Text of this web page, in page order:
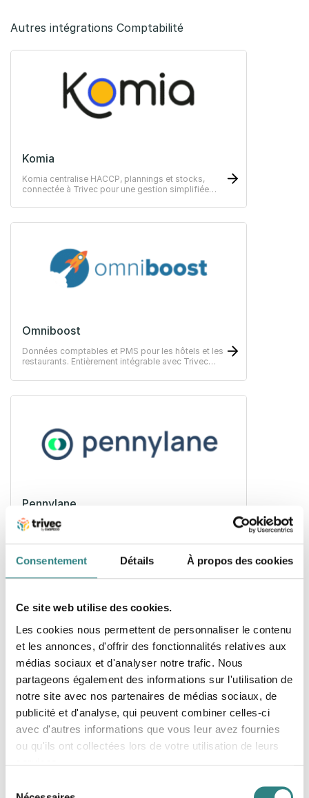
Consentement Détails À propos des cookies
Ce site web utilise des cookies.
Les cookies nous permettent de personnaliser le contenu
et les annonces, d'offrir des fonctionnalités relatives aux
médias sociaux et d'analyser notre trafic. Nous
partageons également des informations sur l'utilisation de
notre site avec nos partenaires de médias sociaux, de
publicité et d'analyse, qui peuvent combiner celles-ci
avec d'autres informations que vous leur avez fournies
ou qu'ils ont collectées lors de votre utilisation de leurs
Autres intégrations Comptabilité
Komia
Komia centralise HACCP, plannings et stocks,
connectée à Trivec pour une gestion simplifiée
Omniboost
Données comptables et PMS pour les hôtels et les
restaurants. Entièrement intégrable avec Trivec
Pennylane
Accédez aux données financières de votre
entreprise, facilement et en temps réel.
Exact Globe & Exact Online
All your business processes in one central system.